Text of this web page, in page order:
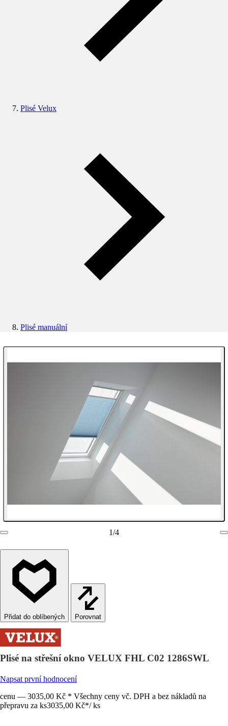
Plisé Velux
Plisé manuální
1/4
Porovnat
Plisé na střešní okno VELUX FHL C02 1286SWL
Napsat první hodnocení
cenu — 3035,00 Kč * Všechny ceny vč. DPH a bez nákladů na
přepravu za ks3035,00 Kč*/ ks